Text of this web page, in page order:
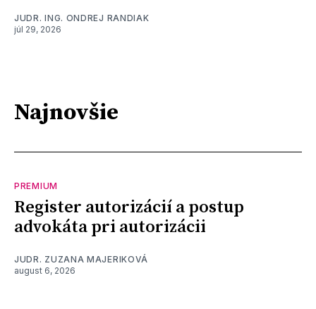
JUDR. ING. ONDREJ RANDIAK
júl 29, 2026
Najnovšie
PREMIUM
Register autorizácií a postup
advokáta pri autorizácii
JUDR. ZUZANA MAJERIKOVÁ
august 6, 2026